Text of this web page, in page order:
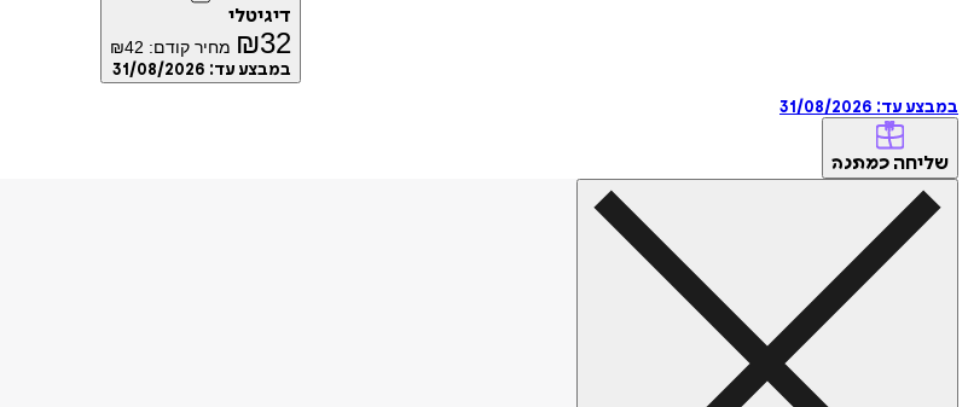
דיגיטלי
₪32 מחיר קודם: ₪42
במבצע עד: 31/08/2026
במבצע עד: 31/08/2026
שליחה כמתנה